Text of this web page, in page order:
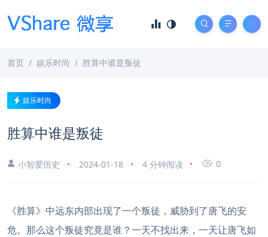
首页 娱乐时尚 胜算中谁是叛徒
娱乐时尚
胜算中谁是叛徒
小智爱历史 2024-01-18 4 分钟阅读 0
《胜算》中远东内部出现了一个叛徒，威胁到了唐飞的安
危。那么这个叛徒究竟是谁？一天不找出来，一天让唐飞如